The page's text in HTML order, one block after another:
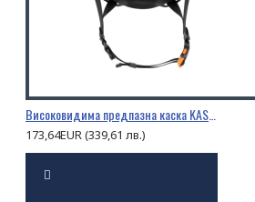
Високовидима предпазна каска KASK PRIMERO HI VIZ
173,64EUR (339,61 лв.)